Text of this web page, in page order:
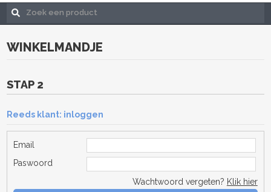
WINKELMANDJE
STAP 2
Reeds klant: inloggen
Email
Paswoord
Wachtwoord vergeten? Klik hier